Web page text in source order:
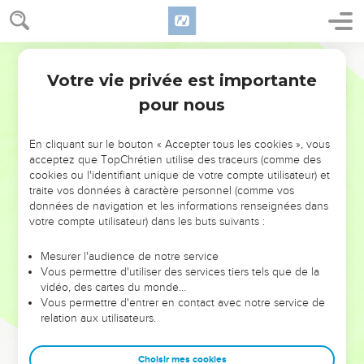
NE MANQUEZ PAS L’ÉVÉNEMENT
DE L’ANNÉE !
ET SI LEURS ERREURS POUVAIENT VOUS ÉVITER LES
VOTRES ?
leur foi ou leur vision. Mais on voit moins les doutes, les erreurs
et les saisons difficiles qu'ils ont traversés, alors même que ce
sont elles qui les ont façonnés.
Dans cette conférence, leaders, entrepreneurs, et responsables
clés pour avancer avec plus de sagesse afin que leurs erreurs
Votre vie privée est importante
pour nous
En cliquant sur le bouton « Accepter tous les cookies », vous
acceptez que TopChrétien utilise des traceurs (comme des
cookies ou l'identifiant unique de votre compte utilisateur) et
traite vos données à caractère personnel (comme vos
données de navigation et les informations renseignées dans
votre compte utilisateur) dans les buts suivants :
Mesurer l'audience de notre service
Vous permettre d'utiliser des services tiers tels que de la
vidéo, des cartes du monde…
Vous permettre d'entrer en contact avec notre service de
relation aux utilisateurs.
Choisir mes cookies